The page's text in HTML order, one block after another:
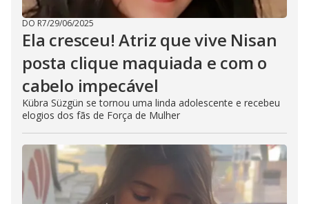
DO R7/29/06/2025
Ela cresceu! Atriz que vive Nisan
posta clique maquiada e com o
cabelo impecável
Kübra Süzgün se tornou uma linda adolescente e recebeu
elogios dos fãs de Força de Mulher